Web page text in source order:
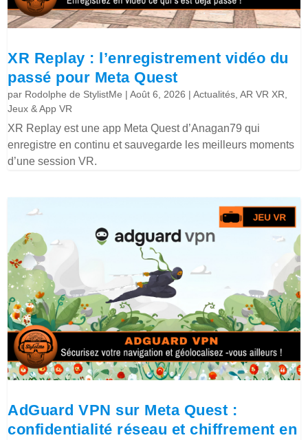
XR Replay : l’enregistrement vidéo du
passé pour Meta Quest
par Rodolphe de StylistMe |Août 6, 2026 |Actualités ,AR VR XR
Jeux & App VR
XR Replay est une app Meta Quest d’Anagan79 qui
enregistre en continu et sauvegarde les meilleurs moments
d’une session VR.
AdGuard VPN sur Meta Quest :
confidentialité réseau et chiffrement en